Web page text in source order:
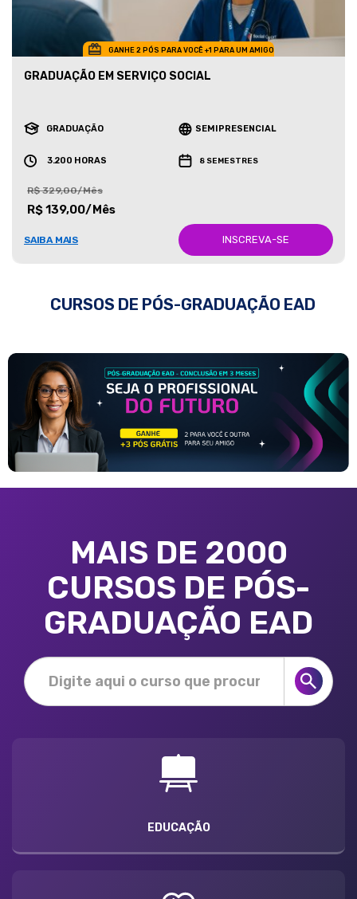
GANHE 2 PÓS PARA VOCÊ +1 PARA UM AMIGO
GRADUAÇÃO EM SERVIÇO SOCIAL
GRADUAÇÃO SEMIPRESENCIAL
3.200 HORAS 8 SEMESTRES
R$ 329,00/Mês
R$ 139,00/Mês
SAIBA MAIS INSCREVA-SE
CURSOS DE PÓS-GRADUAÇÃO EAD
MAIS DE 2000
CURSOS DE PÓS-
GRADUAÇÃO EAD
EDUCAÇÃO